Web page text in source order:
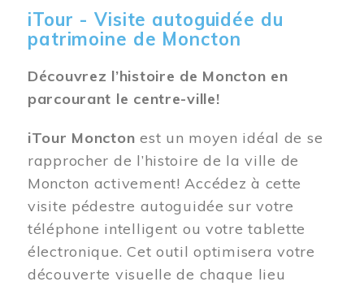
iTour - Visite autoguidée du
patrimoine de Moncton
Découvrez l’histoire de Moncton en
parcourant le centre-ville!
iTour Moncton est un moyen idéal de se
rapprocher de l’histoire de la ville de
Moncton activement! Accédez à cette
visite pédestre autoguidée sur votre
téléphone intelligent ou votre tablette
électronique. Cet outil optimisera votre
découverte visuelle de chaque lieu